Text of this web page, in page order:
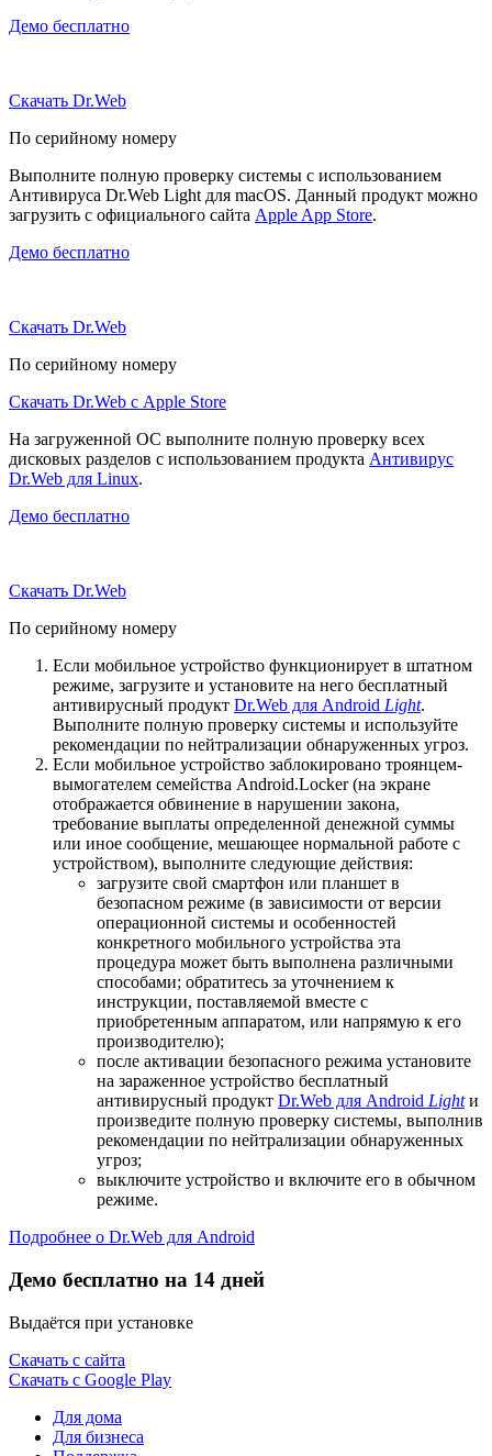
Демо бесплатно
Скачать Dr.Web
По серийному номеру
Выполните полную проверку системы с использованием
Антивируса Dr.Web Light для macOS. Данный продукт можно
загрузить с официального сайта Apple App Store.
Демо бесплатно
Скачать Dr.Web
По серийному номеру
Скачать Dr.Web с Apple Store
На загруженной ОС выполните полную проверку всех
дисковых разделов с использованием продукта Антивирус
Dr.Web для Linux.
Демо бесплатно
Скачать Dr.Web
По серийному номеру
Если мобильное устройство функционирует в штатном
режиме, загрузите и установите на него бесплатный
антивирусный продукт Dr.Web для Android Light.
Выполните полную проверку системы и используйте
рекомендации по нейтрализации обнаруженных угроз.
Если мобильное устройство заблокировано троянцем-
вымогателем семейства Android.Locker (на экране
отображается обвинение в нарушении закона,
требование выплаты определенной денежной суммы
или иное сообщение, мешающее нормальной работе с
устройством), выполните следующие действия:
загрузите свой смартфон или планшет в
безопасном режиме (в зависимости от версии
операционной системы и особенностей
конкретного мобильного устройства эта
процедура может быть выполнена различными
способами; обратитесь за уточнением к
инструкции, поставляемой вместе с
приобретенным аппаратом, или напрямую к его
производителю);
после активации безопасного режима установите
на зараженное устройство бесплатный
антивирусный продукт Dr.Web для Android Lightи
произведите полную проверку системы, выполнив
рекомендации по нейтрализации обнаруженных
угроз;
выключите устройство и включите его в обычном
режиме.
Подробнее о Dr.Web для Android
Демо бесплатно на 14 дней
Выдаётся при установке
Скачать с сайта
Скачать с Google Play
Для дома
Для бизнеса